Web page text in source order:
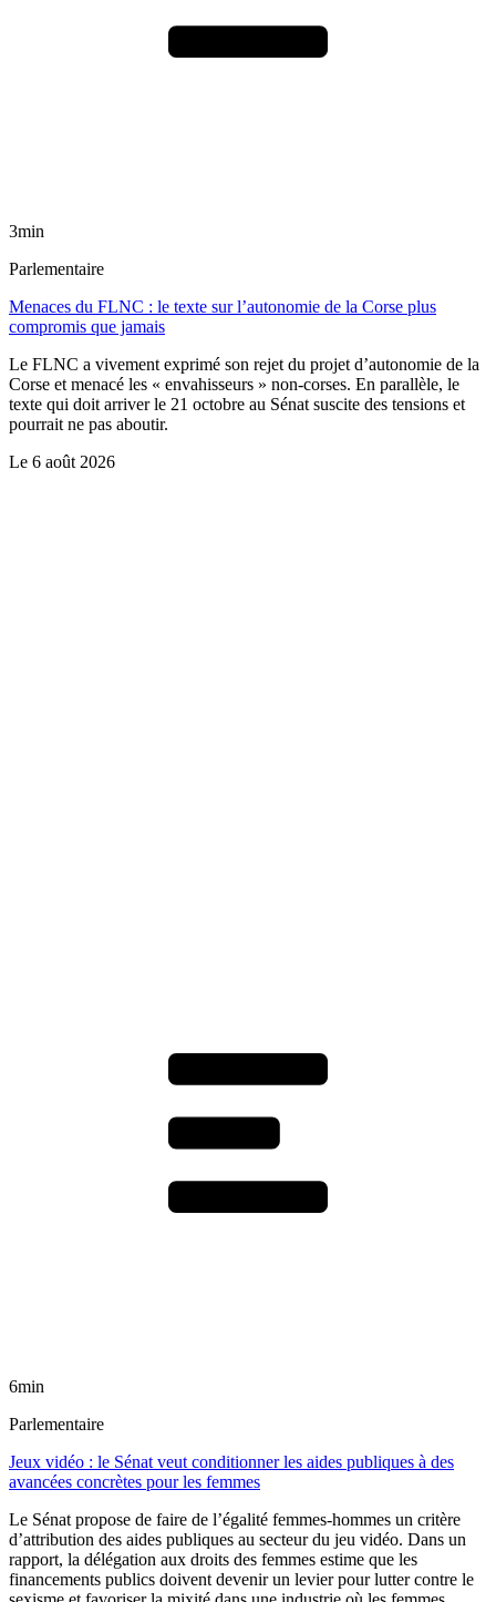
3min
Parlementaire
Menaces du FLNC : le texte sur l’autonomie de la Corse plus
compromis que jamais
Le FLNC a vivement exprimé son rejet du projet d’autonomie de la
Corse et menacé les « envahisseurs » non-corses. En parallèle, le
texte qui doit arriver le 21 octobre au Sénat suscite des tensions et
pourrait ne pas aboutir.
Le 6 août 2026
6min
Parlementaire
Jeux vidéo : le Sénat veut conditionner les aides publiques à des
avancées concrètes pour les femmes
Le Sénat propose de faire de l’égalité femmes-hommes un critère
d’attribution des aides publiques au secteur du jeu vidéo. Dans un
rapport, la délégation aux droits des femmes estime que les
financements publics doivent devenir un levier pour lutter contre le